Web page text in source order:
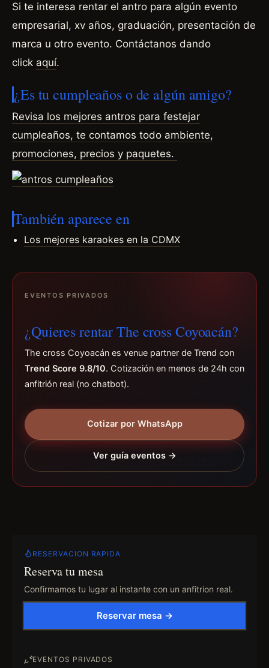
Si te interesa rentar el antro para algún evento
empresarial, xv años, graduación, presentación de
marca u otro evento. Contáctanos dando
click aquí.
¿Es tu cumpleaños o de algún amigo?
Revisa los mejores antros para festejar
cumpleaños, te contamos todo ambiente,
promociones, precios y paquetes.
También aparece en
Los mejores karaokes en la CDMX
EVENTOS PRIVADOS
¿Quieres rentar The cross Coyoacán?
The cross Coyoacán es venue partner de Trend con
Trend Score 9.8/10. Cotización en menos de 24h con
anfitrión real (no chatbot).
Cotizar por WhatsApp
Ver guía eventos →
RESERVACION RAPIDA
Reserva tu mesa
Confirmamos tu lugar al instante con un anfitrion real.
Reservar mesa →
EVENTOS PRIVADOS